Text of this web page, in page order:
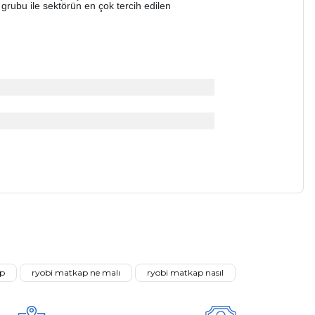
ile sektörün en çok tercih edilen
ryobi matkap ne malı
ryobi matkap nasıl